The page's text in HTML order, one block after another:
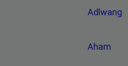
Adlwang
Aham